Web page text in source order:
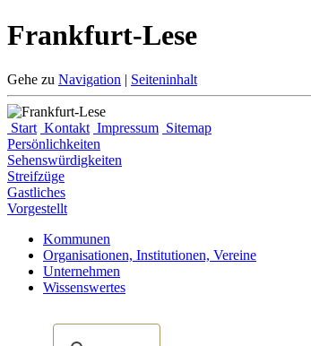
Frankfurt-Lese
Gehe zu Navigation | Seiteninhalt
Start Kontakt Impressum Sitemap
Persönlichkeiten
Sehenswürdigkeiten
Streifzüge
Gastliches
Vorgestellt
Kommunen
Organisationen, Institutionen, Vereine
Unternehmen
Wissenswertes